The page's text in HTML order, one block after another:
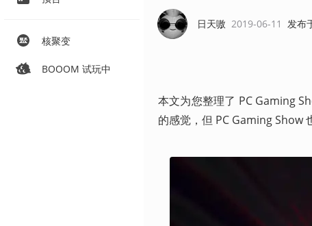
核聚变
BOOOM 试玩中
日天嗷 2019-06-11 发布
本文为您整理了 PC Gaming
的感觉，但 PC Gaming Show